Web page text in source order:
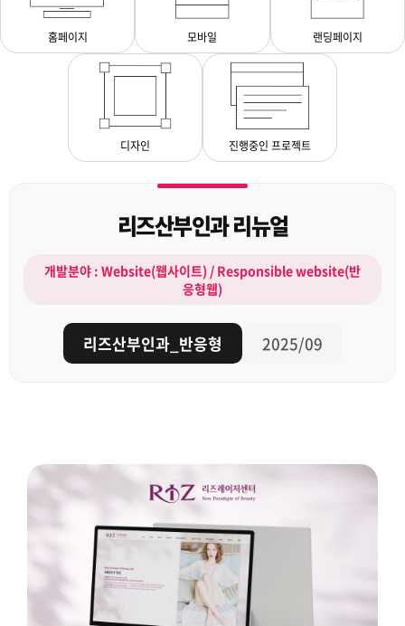
홈페이지 모바일 랜딩페이지
디자인 진행중인 프로젝트
리즈산부인과 리뉴얼
개발분야 : Website(웹사이트) / Responsible website(반
응형웹)
리즈산부인과_반응형 2025/09